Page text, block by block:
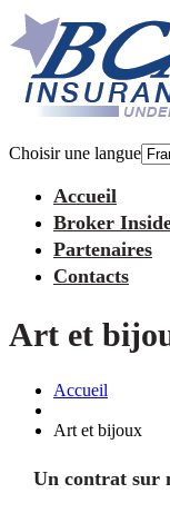
Choisir une langue
Accueil
Broker
Partenaires
Contacts
Art et
Accueil
Art et bijoux
Un contrat sur